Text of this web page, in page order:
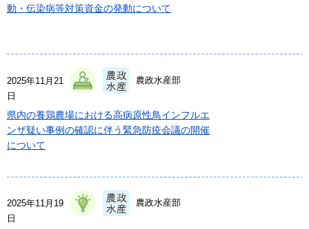
動・伝染病等対策資金の発動について
2025年11月21
日
農政水産部
県内の養鶏農場における高病原性鳥インフルエ
ンザ疑い事例の確認に伴う緊急防疫会議の開催
について
2025年11月19
日
農政水産部